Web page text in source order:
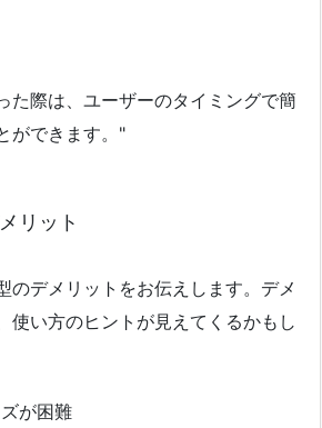
た際は、ユーザーのタイミングで簡
ができます。"
リット
のデメリットをお伝えします。デメ
使い方のヒントが見えてくるかもし
が困難